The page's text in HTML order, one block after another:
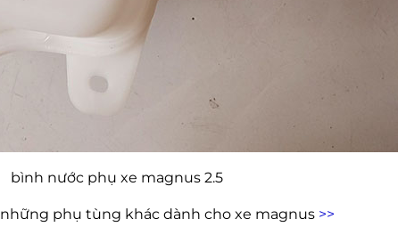
bình nước phụ xe magnus 2.5
những phụ tùng khác dành cho xe magnus >>